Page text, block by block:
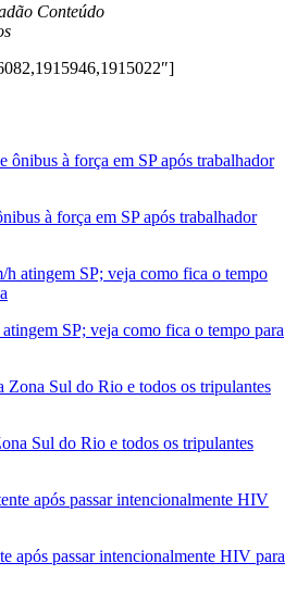
Conteúdo
à força em SP após trabalhador
SP; veja como fica o tempo para
Sul do Rio e todos os tripulantes
após passar intencionalmente HIV para